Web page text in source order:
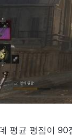
평균 평점이 90